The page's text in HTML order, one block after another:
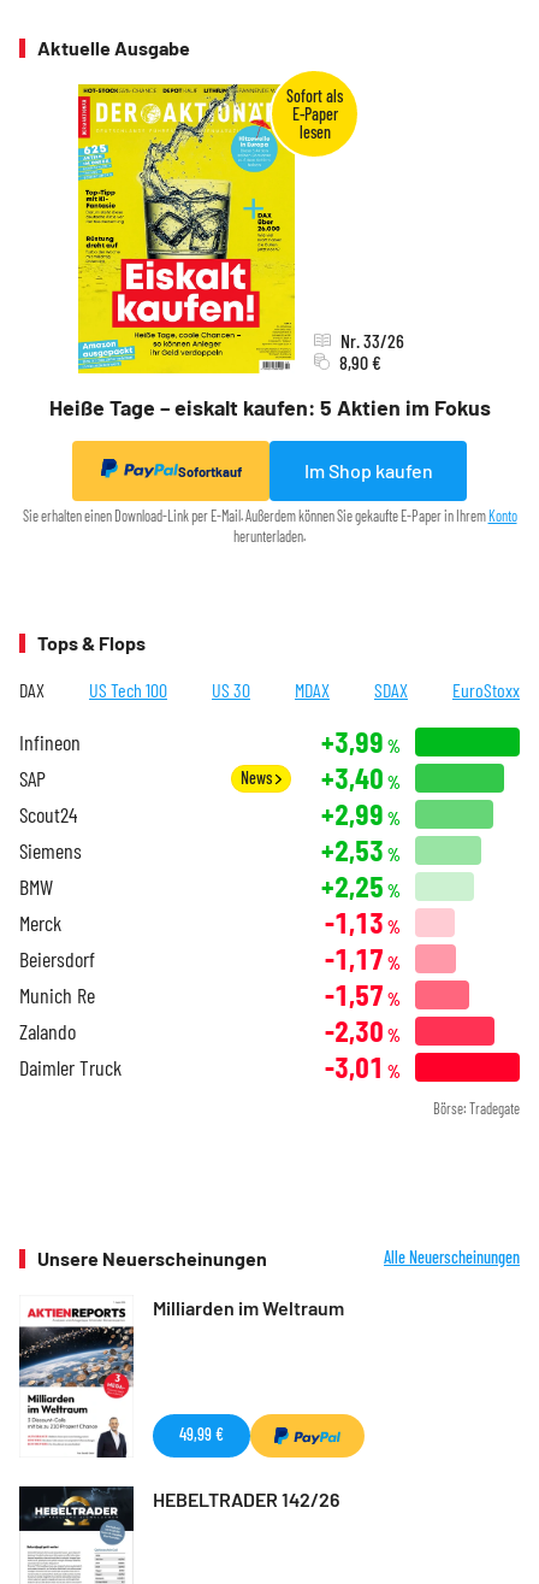
Aktuelle Ausgabe
Heiße Tage – eiskalt kaufen: 5 Aktien im Fokus
Nr. 33/26
8,90 €
Sofortkauf Im Shop kaufen
Sie erhalten einen Download-Link per E-Mail. Außerdem können Sie gekaufte E-Paper in Ihrem Konto
herunterladen.
Tops & Flops
DAX US Tech 100 US 30 MDAX SDAX EuroStoxx
Infineon +3,99 %
SAP News +3,40 %
Scout24 +2,99 %
Siemens +2,53 %
BMW +2,25 %
Merck -1,13 %
Beiersdorf -1,17 %
Munich Re -1,57 %
Zalando -2,30 %
Daimler Truck -3,01 %
Börse: Tradegate
Unsere Neuerscheinungen Alle Neuerscheinungen
Milliarden im Weltraum
49,99 €
HEBELTRADER 142/26